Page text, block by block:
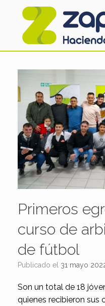
Primeros
curso de
de fútbol
Publicado el 31 mayo
Son un total de 18
quienes recibieron sus